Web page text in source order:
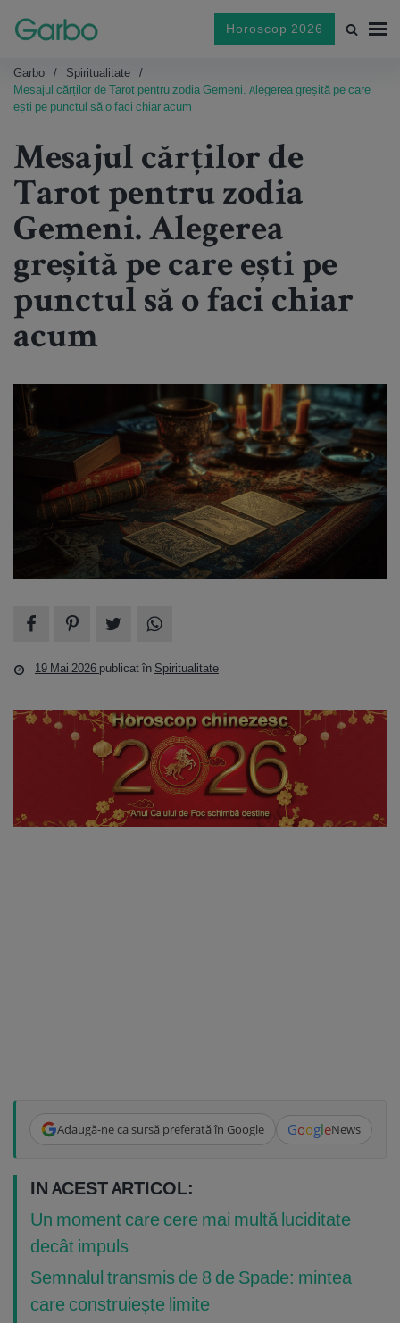
Horoscop 2026
Garbo
Spiritualitate
Mesajul cărților de Tarot pentru zodia Gemeni. Alegerea greșită pe care
ești pe punctul să o faci chiar acum
Mesajul cărților de
Tarot pentru zodia
Gemeni. Alegerea
greșită pe care ești pe
punctul să o faci chiar
acum
19 Mai 2026 publicat în Spiritualitate
Adaugă-ne ca sursă preferată în Google GoogleNews
IN ACEST ARTICOL:
Un moment care cere mai multă luciditate
decât impuls
Semnalul transmis de 8 de Spade: mintea
care construiește limite